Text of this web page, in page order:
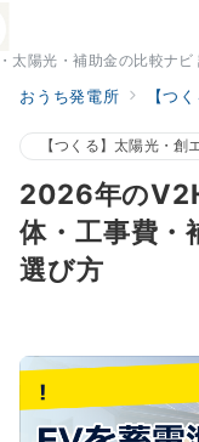
太陽光・補助金の比較ナ
おうち発電所 【つ
【つくる】太陽光・創
2026年の
体・工事費・
選び方